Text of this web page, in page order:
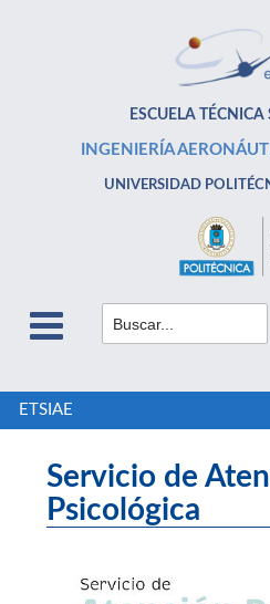
ESCUELA TÉCNICA
INGENIERÍA
UNIVERSIDAD
ETSIAE
Servicio de
Psicológica